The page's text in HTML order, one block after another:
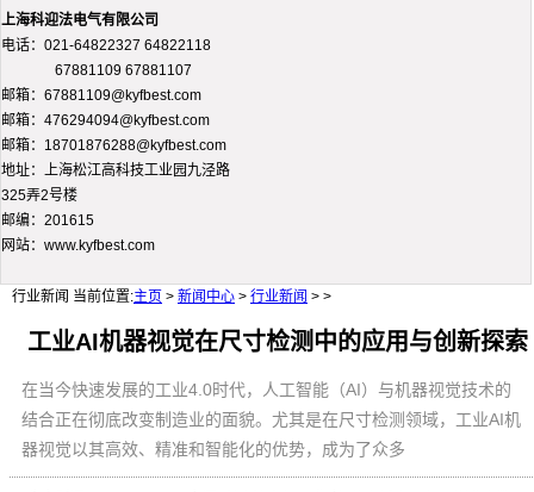
上海科迎法电气有限公司
电话：021-64822327 64822118
67881109 67881107
邮箱：67881109@kyfbest.com
邮箱：476294094@kyfbest.com
邮箱：18701876288@kyfbest.com
地址：上海松江高科技工业园九泾路
325弄2号楼
邮编：201615
网站：www.kyfbest.com
行业新闻 当前位置:主页 > 新闻中心 > 行业新闻 > >
工业AI机器视觉在尺寸检测中的应用与创新探索
在当今快速发展的工业4.0时代，人工智能（AI）与机器视觉技术的
结合正在彻底改变制造业的面貌。尤其是在尺寸检测领域，工业AI机
器视觉以其高效、精准和智能化的优势，成为了众多